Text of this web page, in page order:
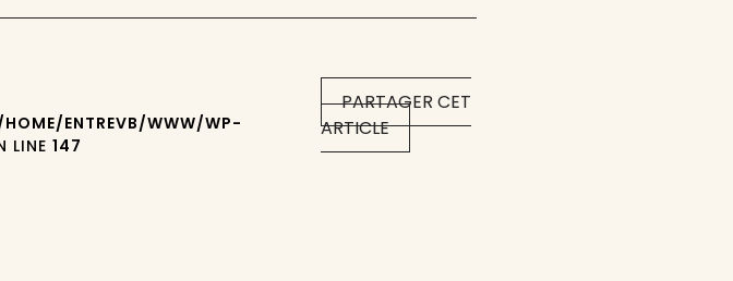
PARTAGER CET
ARTICLE
ENTREVB/WWW/WP-
LINE147